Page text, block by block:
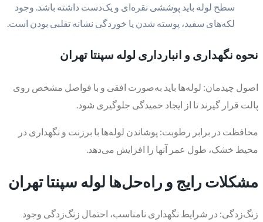
سطح لوله باید پوششی نقره‌ای و یک‌دست داشته باشد. وجود
لکه‌های سفید، پوسته شدن یا خوردگی نشانه تقلبی بودن است.
نحوه نگهداری و انبارداری لوله سپنتا تهران
اصول چیدمان: لوله‌ها باید به‌صورت افقی و با فواصل مشخص روی
پالت قرار گیرند تا از ایجاد خمیدگی جلوگیری شود.
محافظت در برابر رطوبت: پوشاندن لوله‌ها با برزنت و نگهداری در
محیط خشک، طول عمر آنها را افزایش می‌دهد.
مشکلات رایج و راه‌حل‌ها لوله سپنتا تهران
زنگ‌زدگی: در شرایط نگهداری نامناسب، احتمال زنگ‌زدگی وجود